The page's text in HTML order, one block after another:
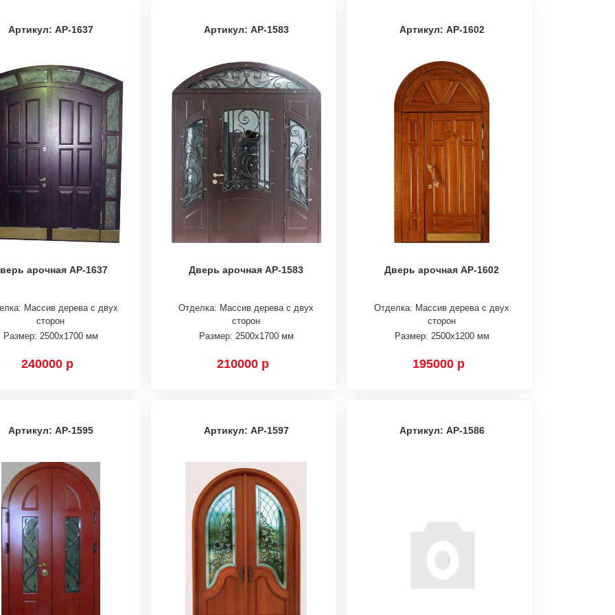
Артикул: АР-1637
арочная АР-1637
Массив дерева с двух
сторон
Размер: 2500х1700 мм
240000 р
Артикул: АР-1583
Дверь арочная АР-1583
Отделка: Массив дерева с двух
сторон
Размер: 2500х1700 мм
210000 р
Артикул: АР-1602
Дверь арочная АР-1602
Отделка: Массив дерева с двух
сторон
Размер: 2500х1200 мм
195000 р
Артикул: АР-1595 Артикул: АР-1597 Артикул: АР-1586